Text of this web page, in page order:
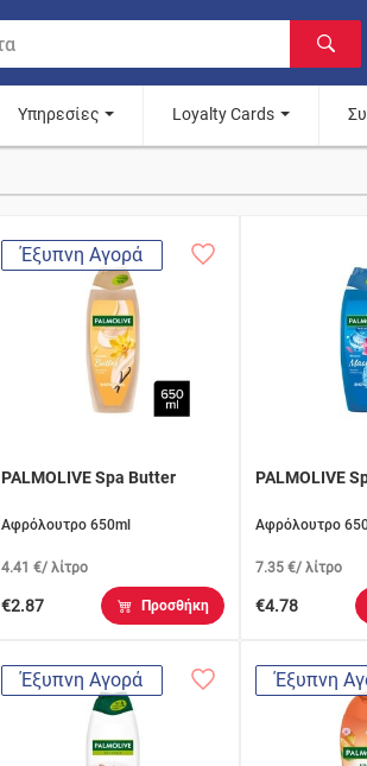
Υπηρεσίες Loyalty Cards
Έξυπνη Αγορά
PALMOLIVE Spa Butter
Αφρόλουτρο 650ml
4.41 €/ λίτρο
€2.87 Προσθήκη
PALMOLIVE
Αφρόλουτρο
7.35 €/ λίτρο
€4.78
Έξυπνη Αγορά Έξυπνη